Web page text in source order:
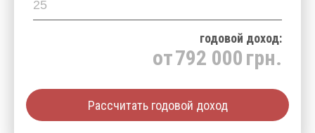
годовой доход:
от792 000 грн.
Рассчитать годовой доход